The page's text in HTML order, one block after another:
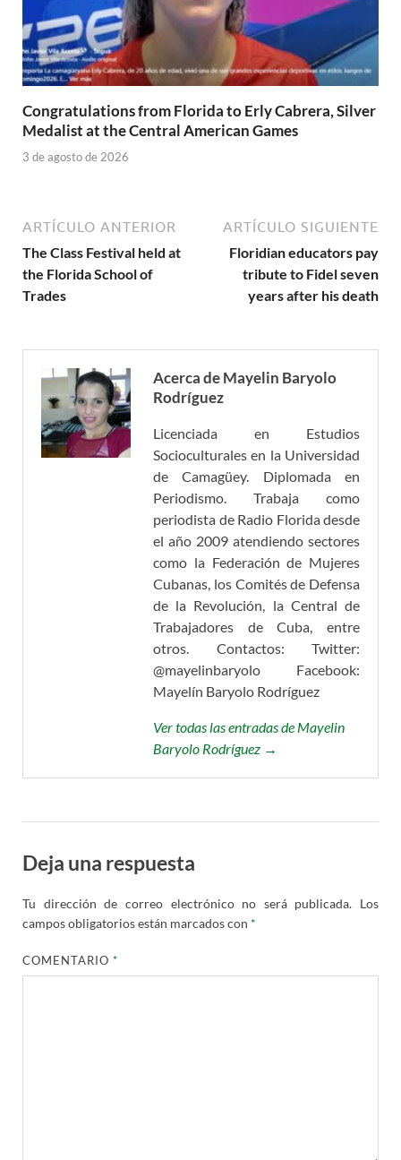
Congratulations from Florida to Erly Cabrera, Silver
Medalist at the Central American Games
3 de agosto de 2026
ARTÍCULO ANTERIOR
The Class Festival held at
the Florida School of
Trades
ARTÍCULO SIGUIENTE
Floridian educators pay
tribute to Fidel seven
years after his death
Acerca de Mayelin Baryolo
Rodríguez
Licenciada en Estudios
Socioculturales en la Universidad
de Camagüey. Diplomada en
Periodismo. Trabaja como
periodista de Radio Florida desde
el año 2009 atendiendo sectores
como la Federación de Mujeres
Cubanas, los Comités de Defensa
de la Revolución, la Central de
Trabajadores de Cuba, entre
otros. Contactos: Twitter:
@mayelinbaryolo Facebook:
Mayelín Baryolo Rodríguez
Ver todas las entradas de Mayelin
Baryolo Rodríguez →
Deja una respuesta
Tu dirección de correo electrónico no será publicada. Los
campos obligatorios están marcados con *
COMENTARIO*